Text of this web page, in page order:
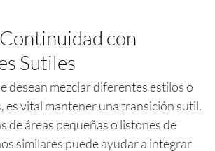
con
Sutiles
desean mezclar diferentes estilos o
es vital mantener una transición sutil.
de áreas pequeñas o listones de
similares puede ayudar a integrar